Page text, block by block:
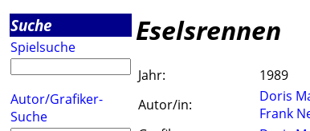
Suche
Spielsuche
Autor/Grafiker-
Suche
Eselsrennen
Jahr:
1989
Autor/in:
Doris
Frank